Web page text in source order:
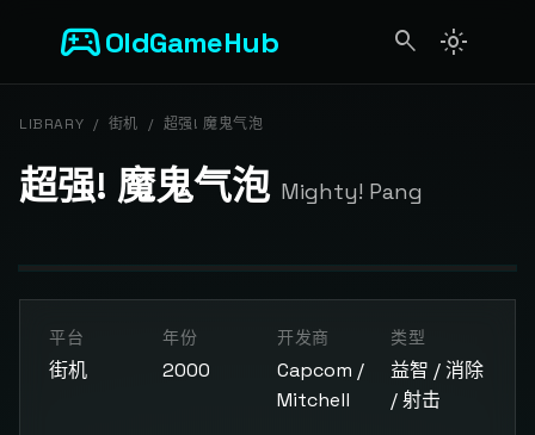
sports_esportsOldGameHub search light_mode
LIBRARY / 街机 / 超强! 魔鬼气泡
超强! 魔鬼气泡 Mighty! Pang
开始游戏
点击按钮加载游戏模拟器
平台
街机
年份
2000
开发商
Capcom /
Mitchell
类型
益智 / 消除
/ 射击